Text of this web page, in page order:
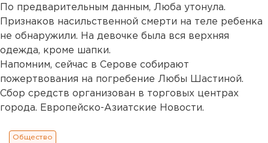
По предварительным данным, Люба утонула.
Признаков насильственной смерти на теле ребенка
не обнаружили. На девочке была вся верхняя
одежда, кроме шапки.
Напомним, сейчас в Серове собирают
пожертвования на погребение Любы Шастиной.
Сбор средств организован в торговых центрах
города. Европейско-Азиатские Новости.
Общество